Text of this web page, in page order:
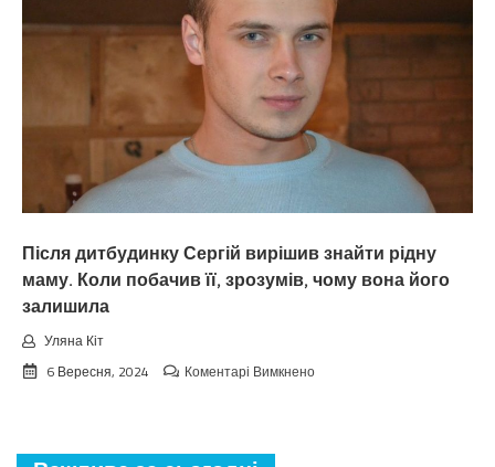
вона
тепер
про
мене
і
не
згадує.
Після дитбудинку Сергій вирішив знайти рідну
маму. Коли побачив її, зрозумів, чому вона його
залишила
Уляна Кіт
6 Вересня, 2024
Коментарі Вимкненодо